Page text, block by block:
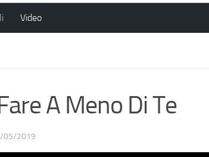
Video
A Meno Di Te
05/2019